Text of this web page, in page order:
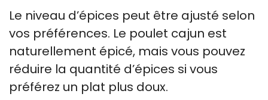
Le niveau d’épices peut être ajusté selon
vos préférences. Le poulet cajun est
naturellement épicé, mais vous pouvez
réduire la quantité d’épices si vous
préférez un plat plus doux.